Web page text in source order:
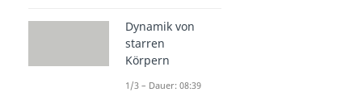
Dynamik von
starren
Körpern
1/3 – Dauer: 08:39